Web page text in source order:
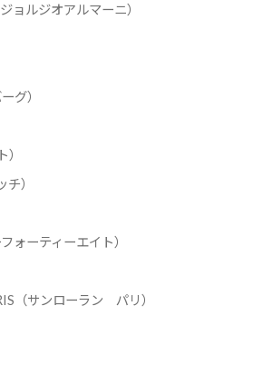
ョルジオアルマーニ）
グ）
）
ォーティーエイト）
（サンローラン パリ）